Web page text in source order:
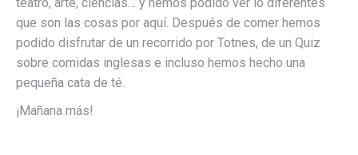
que son las cosas por aquí. Después de comer hemos
podido disfrutar de un recorrido por Totnes, de un Quiz
sobre comidas inglesas e incluso hemos hecho una
pequeña cata de té.
¡Mañana más!